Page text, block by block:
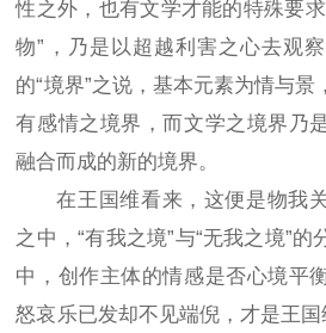
性之外，也有文学才能的特殊要
物”，乃是以超越利害之心去观
的“境界”之说，基本元素为情与
有感情之境界，而文学之境界乃
融合而成的新的境界。
在王国维看来，这便是物我
之中，“有我之境”与“无我之境”
中，创作主体的情感是否心境平
怒哀乐已发却不见端倪，才是王国